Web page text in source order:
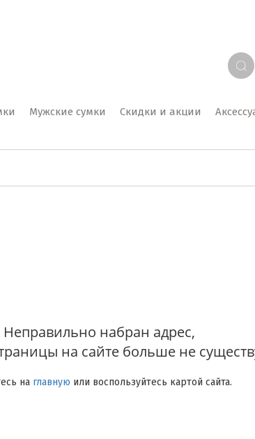
Мужские сумки Скидки и акции
Неправильно набран адрес,
на сайте больше не
на главную или воспользуйтесь картой сайта.